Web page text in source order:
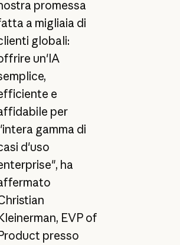
promessa
a migliaia di
globali:
un'IA
e
per
gamma di
d'uso
ha
EVP of
presso